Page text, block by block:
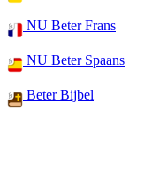
NU Beter Frans
NU Beter Spaans
Beter Bijbel